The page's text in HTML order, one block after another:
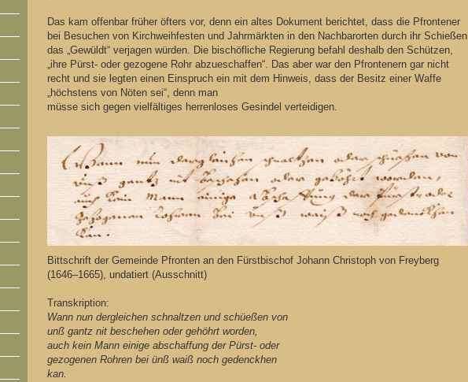
Das kam offenbar früher öfters vor, denn ein altes Dokument berichtet, dass die Pfrontener
bei Besuchen von Kirchweihfesten und Jahrmärkten in den Nachbarorten durch ihr Schießen
das „Gewüldt“ verjagen würden. Die bischöfliche Regierung befahl deshalb den Schützen,
„ihre Pürst- oder gezogene Rohr abzueschaffen“. Das aber war den Pfrontenern gar nicht
recht und sie legten einen Einspruch ein mit dem Hinweis, dass der Besitz einer Waffe
„höchstens von Nöten sei“, denn man
müsse sich gegen vielfältiges herrenloses Gesindel verteidigen.
Bittschrift der Gemeinde Pfronten an den Fürstbischof Johann Christoph von Freyberg
(1646–1665), undatiert (Ausschnitt)
Transkription:
Wann nun dergleichen schnaltzen und schüeßen von
unß gantz nit beschehen oder gehöhrt worden,
auch kein Mann einige abschaffung der Pürst- oder
gezogenen Rohren bei ünß waiß noch gedenckhen
kan.